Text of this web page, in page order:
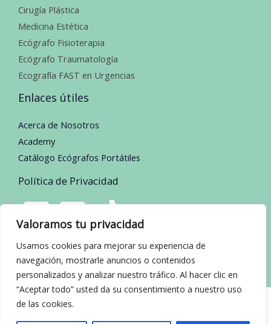
Valoramos tu privacidad
Usamos cookies para mejorar su experiencia de
navegación, mostrarle anuncios o contenidos
personalizados y analizar nuestro tráfico. Al hacer clic en
“Aceptar todo” usted da su consentimiento a nuestro uso
de las cookies.
Cirugía Plástica
Medicina Estética
Ecógrafo Fisioterapia
Ecógrafo Traumatología
Ecografía FAST en Urgencias
Enlaces útiles
Acerca de Nosotros
Academy
Catálogo Ecógrafos Portátiles
Política de Privacidad
Copyright © 2026 Ecografo Portatil | Powered by Ecografo Portatil